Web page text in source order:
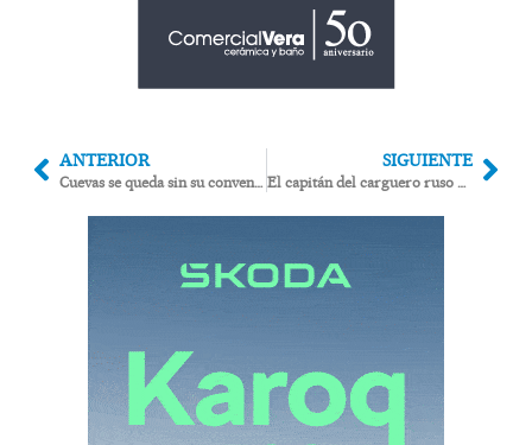
ANTERIOR
Cuevas se queda sin su convento: la torre iba a ser solo el principio de la demolición de la iglesia de San Francisco
SIGUIENTE
El capitán del carguero ruso hundido frente a las costas del Levante almeriense en 2024 admitió que llevaba componentes para reactores nucleares